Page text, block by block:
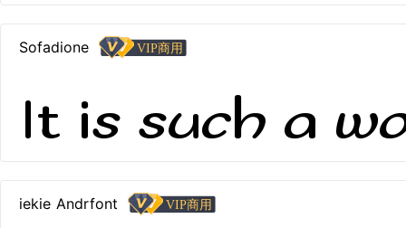
Sofadione
It is such a
iekie Andrfont